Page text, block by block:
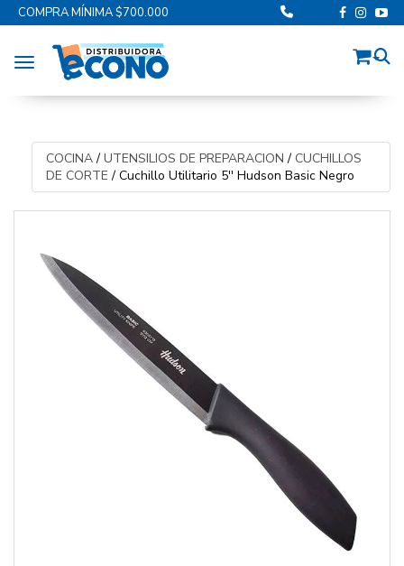
COMPRA MÍNIMA $700.000
Toggle navigation
COCINA/ UTENSILIOS DE PREPARACION / CUCHILLOS
DE CORTE / Cuchillo Utilitario 5'' Hudson Basic Negro